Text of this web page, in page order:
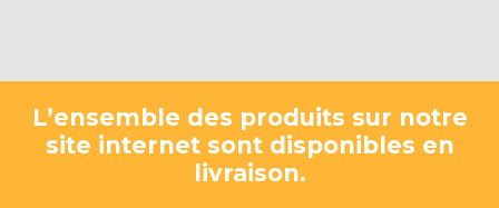
L’ensemble des produits sur notre
site internet sont disponibles en
livraison.